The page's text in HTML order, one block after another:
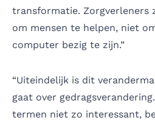
transformatie. Zorgverleners
om mensen te helpen, niet
computer bezig te zijn.”
“Uiteindelijk is dit
gaat over
termen niet zo interessant,